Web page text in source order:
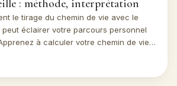
: méthode, interprétation
le tirage du chemin de vie avec le
peut éclairer votre parcours personnel
à calculer votre chemin de vie,